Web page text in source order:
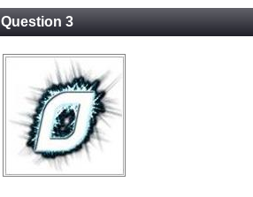
Question 3